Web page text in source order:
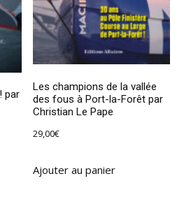
par
Les champions de la vallée
des fous à Port-la-Forêt par
Christian Le Pape
29,00€
Ajouter au panier